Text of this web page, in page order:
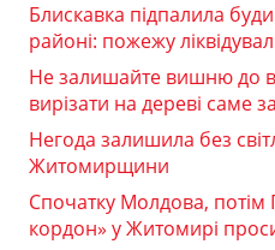
Блискавка підпалила
районі: пожежу
Не залишайте вишню до
вирізати на дереві саме
Негода залишила без
Житомирщини
Спочатку Молдова, потім
кордон» у Житомирі